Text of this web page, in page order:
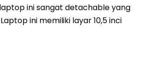
laptop ini sangat detachable yang
ini memiliki layar 10,5 inci